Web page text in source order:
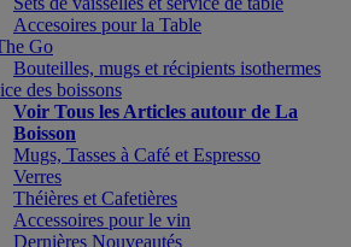
Accesoires pour la Table
Go
Bouteilles, mugs et récipients isothermes
des boissons
Voir Tous les Articles autour de La
Boisson
Mugs, Tasses à Café et Espresso
Verres
Théières et Cafetières
Accessoires pour le vin
Dernières Nouveautés